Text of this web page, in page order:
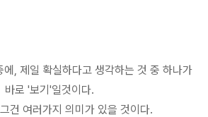
, 제일 확실하다고 생각하는 것 중 하나가
바로 '보기'일것이다.
건 여러가지 의미가 있을 것이다.